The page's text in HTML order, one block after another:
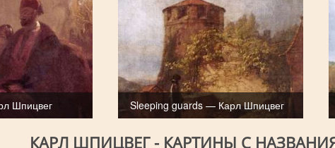
Шпицвег Sleeping guards — Карл Шпицвег
КАРЛ ШПИЦВЕГ - КАРТИНЫ С